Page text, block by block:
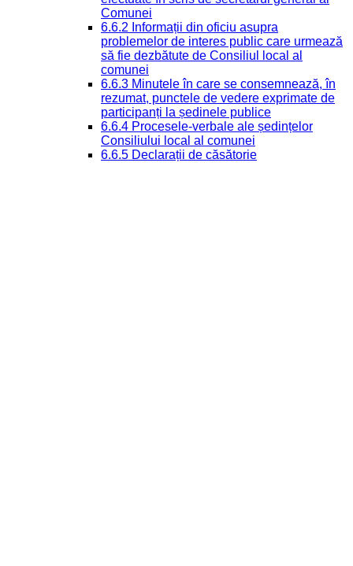
Comunei
6.6.2 Informații din oficiu asupra
problemelor de interes public care urmează
să fie dezbătute de Consiliul local al
comunei
6.6.3 Minutele în care se consemnează, în
rezumat, punctele de vedere exprimate de
participanți la ședinele publice
6.6.4 Procesele-verbale ale ședințelor
Consiliului local al comunei
6.6.5 Declarații de căsătorie